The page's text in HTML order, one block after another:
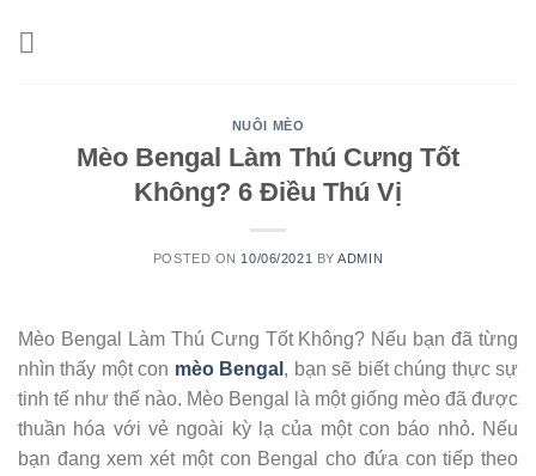
NUÔI MÈO
Mèo Bengal Làm Thú Cưng Tốt
Không? 6 Điều Thú Vị
POSTED ON 10/06/2021 BYADMIN
Mèo Bengal Làm Thú Cưng Tốt Không? Nếu bạn đã từng
nhìn thấy một con mèo Bengal , bạn sẽ biết chúng thực sự
tinh tế như thế nào. Mèo Bengal là một giống mèo đã được
thuần hóa với vẻ ngoài kỳ lạ của một con báo nhỏ. Nếu
bạn đang xem xét một con Bengal cho đứa con tiếp theo